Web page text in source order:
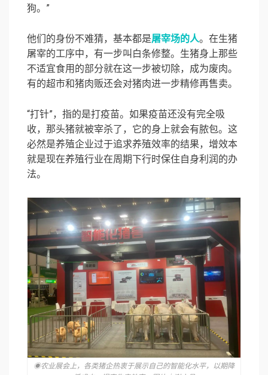
狗。”
他们的身份不难猜，基本都是屠宰场的人。在生猪
屠宰的工序中，有一步叫 白条修整。生猪身上那些
不适宜食用的部分就在这一步被切除，成为废肉。
有的超市和猪肉贩还会对猪肉进一步精修再售卖。
“打针”，指的是打疫苗。如果疫苗还没有完全吸
收，那头猪就被宰杀了，它的身上就会有脓包。这
必然是养殖企业过于追求养殖效率的结果，增效本
就是现在养殖行业在周期下行时保住自身利润的办
法。
◉农业展会上，各类猪企热衷于展示自己的智能化水平，以期降